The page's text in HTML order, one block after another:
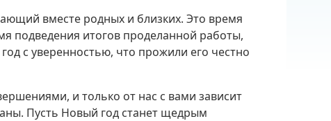
вместе родных и близких. Это время
подведения итогов проделанной работы,
с уверенностью, что прожили его честно
и только от нас с вами зависит
Пусть Новый год станет щедрым